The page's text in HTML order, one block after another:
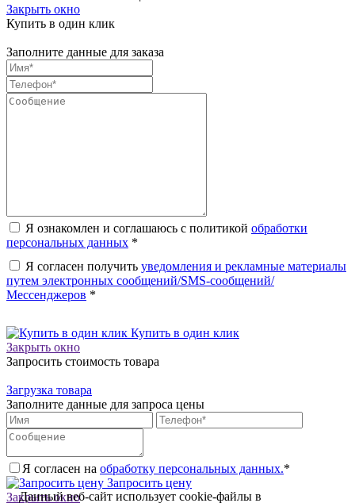
Закрыть окно
Купить в один клик
Заполните данные для заказа
Я ознакомлен и соглашаюсь с политикой обработки
персональных данных *
Я согласен получить уведомления и рекламные материалы
путем электронных сообщений/SMS-сообщений/
Мессенджеров *
Купить в один клик
Закрыть окно
Запросить стоимость товара
Загрузка товара
Заполните данные для запроса цены
Я согласен на обработку персональных данных.*
Запросить цену
Закрыть окно
Данный веб-сайт использует cookie-файлы в